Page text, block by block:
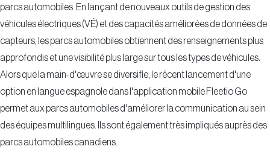
parcs automobiles. En lançant de nouveaux outils de gestion des
véhicules électriques (VÉ) et des capacités améliorées de données de
capteurs, les parcs automobiles obtiennent des renseignements plus
approfondis et une visibilité plus large sur tous les types de véhicules.
Alors que la main-d'œuvre se diversifie, le récent lancement d'une
option en langue espagnole dans l'application mobile Fleetio Go
permet aux parcs automobiles d'améliorer la communication au sein
des équipes multilingues. Ils sont également très impliqués auprès des
parcs automobiles canadiens.